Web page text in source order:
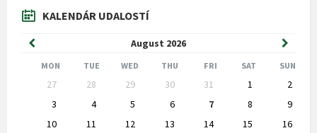
KALENDÁR UDALOSTÍ
August 2026
Previous
Month
Month
MON TUE WED THU FRI SAT SUN
calendar
27 28 29 30 31 1
2
3
4 5 6 7 8
9
10
11 12 13 14 15 16